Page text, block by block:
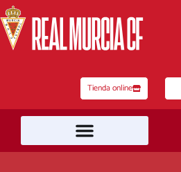
al
contenido
Tienda online